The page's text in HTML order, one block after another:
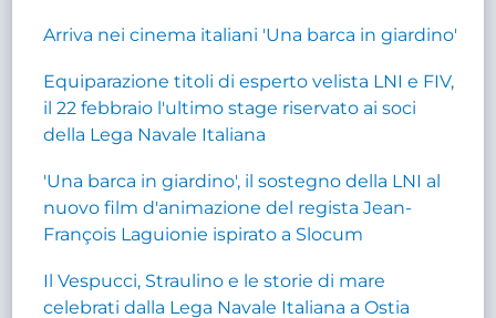
Arriva nei cinema italiani 'Una barca in giardino'
Equiparazione titoli di esperto velista LNI e FIV,
il 22 febbraio l'ultimo stage riservato ai soci
della Lega Navale Italiana
'Una barca in giardino', il sostegno della LNI al
nuovo film d'animazione del regista Jean-
François Laguionie ispirato a Slocum
Il Vespucci, Straulino e le storie di mare
celebrati dalla Lega Navale Italiana a Ostia